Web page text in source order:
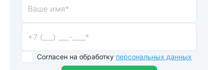
Согласен на обработку персональных данных